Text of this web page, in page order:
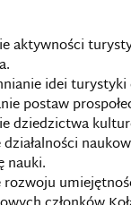
aktywności
idei
postaw
dziedzictwa
nauki.
rozwoju